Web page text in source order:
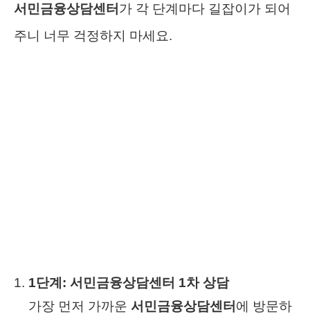
서민금융상담센터 가 각 단계마다 길잡이가 되어
주니 너무 걱정하지 마세요.
1단계: 서민금융상담센터 1차 상담
가장 먼저 가까운 서민금융상담센터 에 방문하